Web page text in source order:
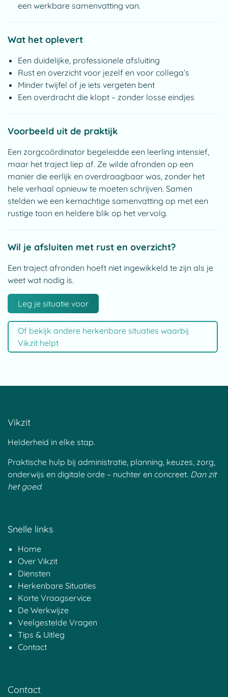
een werkbare samenvatting van.
Wat het oplevert
Een duidelijke, professionele afsluiting
Rust en overzicht voor jezelf en voor collega’s
Minder twijfel of je iets vergeten bent
Een overdracht die klopt – zonder losse eindjes
Voorbeeld uit de praktijk
Een zorgcoördinator begeleidde een leerling intensief,
maar het traject liep af. Ze wilde afronden op een
manier die eerlijk en overdraagbaar was, zonder het
hele verhaal opnieuw te moeten schrijven. Samen
stelden we een kernachtige samenvatting op met een
rustige toon en heldere blik op het vervolg.
Wil je afsluiten met rust en overzicht?
Een traject afronden hoeft niet ingewikkeld te zijn als je
weet wat nodig is.
Leg je situatie voor
Of bekijk andere herkenbare situaties waarbij
Vikzit helpt
Vikzit
Helderheid in elke stap.
Praktische hulp bij administratie, planning, keuzes, zorg,
onderwijs en digitale orde – nuchter en concreet. Dan zit
het goed.
Snelle links
Home
Over Vikzit
Diensten
Herkenbare Situaties
Korte Vraagservice
De Werkwijze
Veelgestelde Vragen
Tips & Uitleg
Contact
Contact